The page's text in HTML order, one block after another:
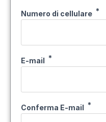
Numero di cellulare
E-mail
E-mail
Conferma E-mail